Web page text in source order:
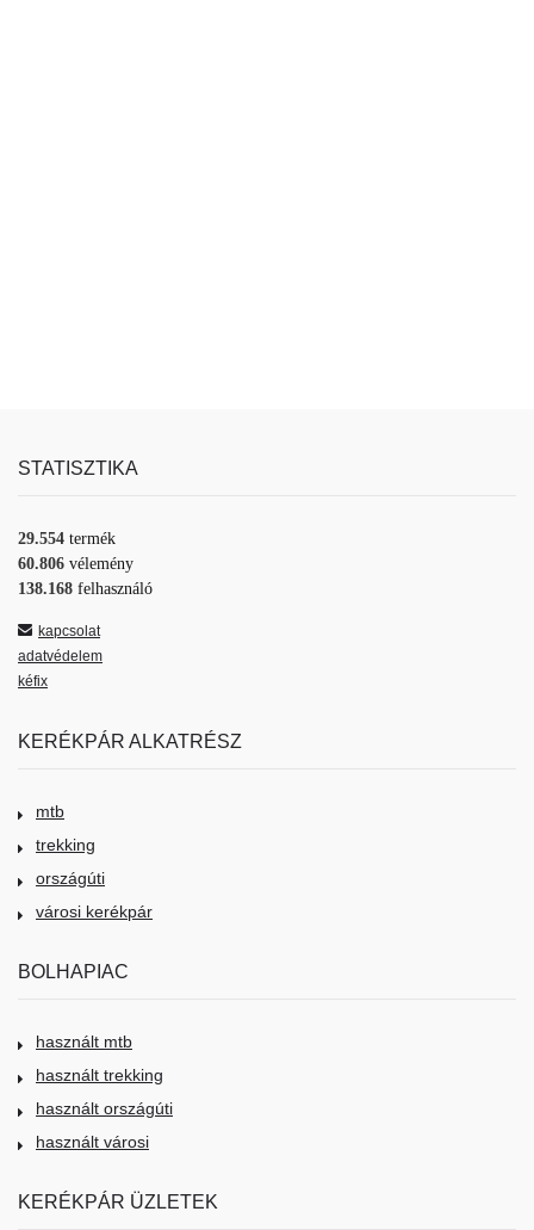
STATISZTIKA
29.554 termék
60.806 vélemény
138.168 felhasználó
kapcsolat
adatvédelem
kéfix
KERÉKPÁR ALKATRÉSZ
mtb
trekking
országúti
városi kerékpár
BOLHAPIAC
használt mtb
használt trekking
használt országúti
használt városi
KERÉKPÁR ÜZLETEK